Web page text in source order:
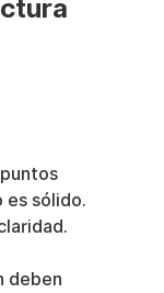
es sólido.
deben